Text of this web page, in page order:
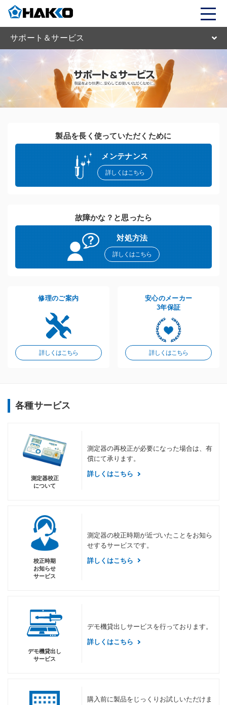
サポート＆サービス
製品を長く使っていただくために
メンテナンス
詳しくはこちら
故障かな？と思ったら
対処方法
詳しくはこちら
修理のご案内
詳しくはこちら
安心のメーカー
3年保証
詳しくはこちら
各種サービス
測定器校正
について
測定器の再校正が必要になった場合は、有
償にて承ります。
詳しくはこちら
校正時期
お知らせ
サービス
測定器の校正時期が近づいたことをお知ら
せするサービスです。
詳しくはこちら
デモ機貸出し
サービス
デモ機貸出しサービスを行っております。
詳しくはこちら
購入前に製品をじっくりお試しいただけま